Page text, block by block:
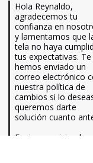
Hola Reynaldo,
agradecemos tu
confianza en
y lamentamos que
tela no haya
tus expectativas. Te
hemos enviado un
correo electrónico
nuestra política de
cambios si lo
queremos darte
solución cuanto
Equipo servicio al